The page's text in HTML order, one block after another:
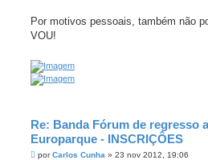
g
m
Por motivos pessoais, também não
VOU!
Re: Banda Fórum de regresso
Europarque - INSCRIÇÔES
MporCarlos Cunha » 23 nov 2012, 19:06